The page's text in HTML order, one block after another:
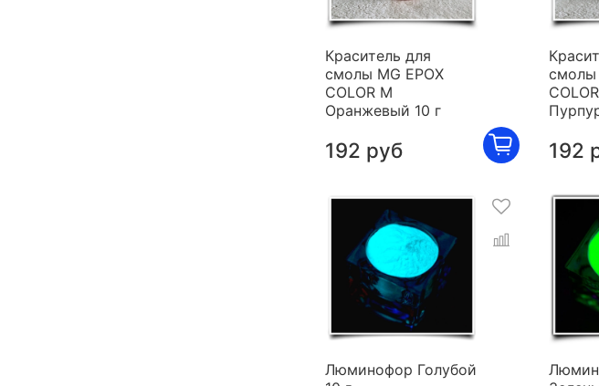
Краситель для
смолы MG EPOX
COLOR M
Оранжевый 10 г
192 руб
смолы
192
Люминофор Голубой